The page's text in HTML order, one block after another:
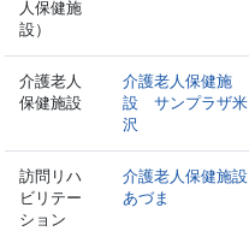
人保健施
設）
介護老人
保健施設
介護老人保健施
設 サンプラザ米
沢
訪問リハ
ビリテー
ション
介護老人保健施設
あづま